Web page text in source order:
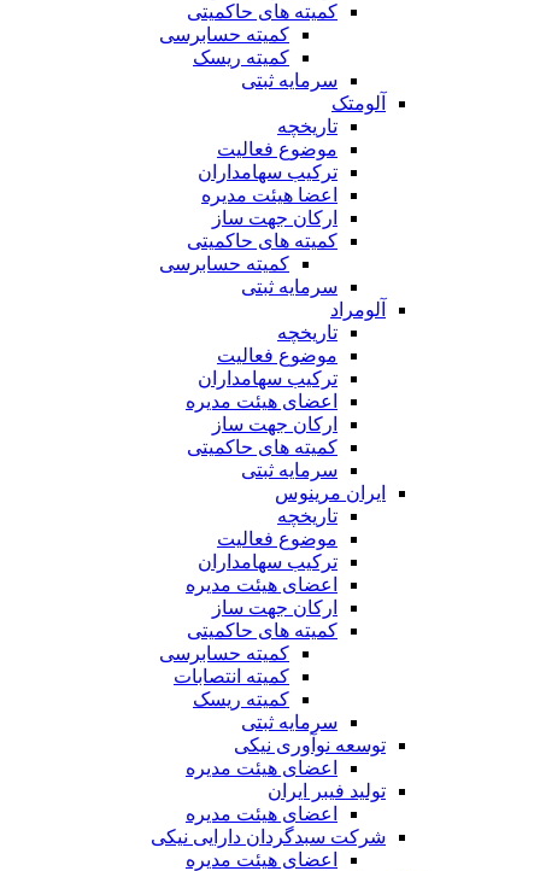
کمیته های حاکمیتی
کمیته حسابرسی
کمیته ریسک
سرمایه ثبتی
آلومتک
تاریخچه
موضوع فعالیت
ترکیب سهامداران
اعضا هیئت مدیره
ارکان جهت ساز
کمیته های حاکمیتی
کمیته حسابرسی
سرمایه ثبتی
آلومراد
تاریخچه
موضوع فعالیت
ترکیب سهامداران
اعضای هیئت مدیره
ارکان جهت ساز
کمیته های حاکمیتی
سرمایه ثبتی
ایران مرینوس
تاریخچه
موضوع فعالیت
ترکیب سهامداران
اعضای هیئت مدیره
ارکان جهت ساز
کمیته های حاکمیتی
کمیته حسابرسی
کمیته انتصابات
کمیته ریسک
سرمایه ثبتی
توسعه نوآوری نیکی
اعضای هیئت مدیره
تولید فیبر ایران
اعضای هیئت مدیره
شرکت سبدگردان دارایی نیکی
اعضای هیئت مدیره